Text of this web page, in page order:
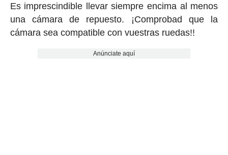
Es imprescindible llevar siempre encima al menos
una cámara de repuesto. ¡Comprobad que la
cámara sea compatible con vuestras ruedas!!
Anúnciate aquí